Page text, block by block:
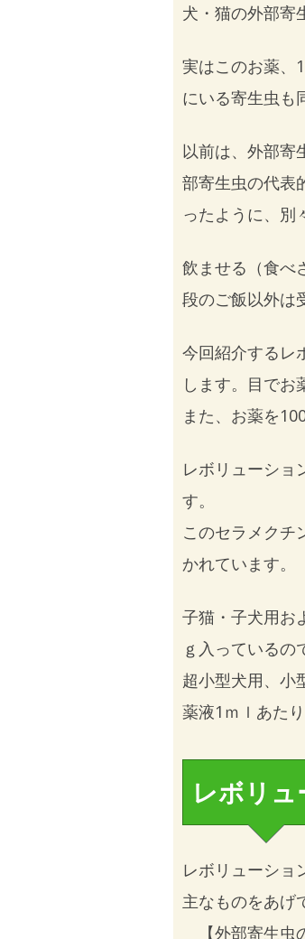
犬・猫の外部寄
実はこのお薬、
にいる寄生虫も
以前は、外部寄
部寄生虫の代表
ったように、別
飲ませる（食べ
段のご飯以外は
今回紹介するレ
します。目でお
また、お薬を
レボリューショ
す。
このセラメクチ
かれています。
子猫・子犬用お
ｇ入っているの
超小型犬用、小
薬液1ｍｌあた
レボリ
レボリューショ
主なものをあげ
【外部寄生虫